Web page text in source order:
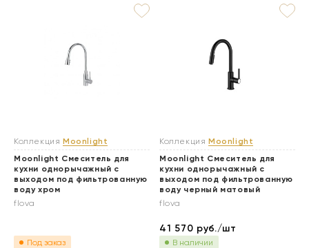
Коллекция Moonlight
Moonlight Смеситель для
кухни однорычажный с
выходом под фильтрованную
воду хром
flova
Под заказ
Коллекция Moonlight
Moonlight Смеситель для
кухни однорычажный с
выходом под фильтрованную
воду черный матовый
flova
41 570 руб./шт
В наличии